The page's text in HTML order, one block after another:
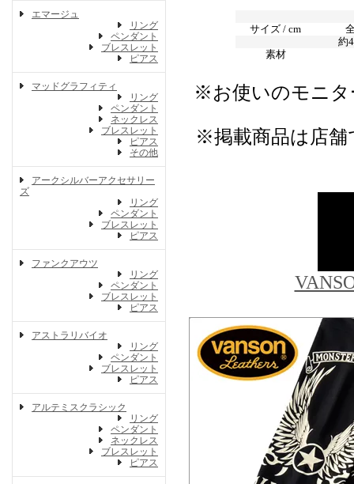
エマージュ
リング
ペンダント
ブレスレット
ピアス
マッドグラフィティ
リング
ペンダント
ネックレス
ブレスレット
ピアス
その他
アークシルバーアクセサリー
ズ
リング
ペンダント
ブレスレット
ピアス
ファンクアウツ
リング
ペンダント
ブレスレット
ピアス
アストラリバイオ
リング
ペンダント
ブレスレット
ピアス
アルテミスクラシック
リング
ペンダント
ネックレス
ブレスレット
ピアス
サイズ / cm
約
素材
※お使いのモニタ
※掲載商品は店舗